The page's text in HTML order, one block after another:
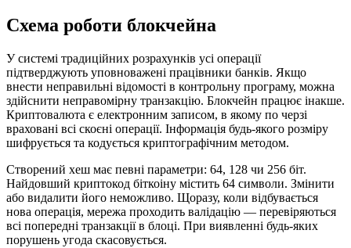
Схема роботи блокчейна
У системі традиційних розрахунків усі операції
підтверджують уповноважені працівники банків. Якщо
внести неправильні відомості в контрольну програму, можна
здійснити неправомірну транзакцію. Блокчейн працює інакше.
Криптовалюта є електронним записом, в якому по черзі
враховані всі скоєні операції. Інформація будь-якого розміру
шифрується та кодується криптографічним методом.
Створений хеш має певні параметри: 64, 128 чи 256 біт.
Найдовший криптокод біткоіну містить 64 символи. Змінити
або видалити його неможливо. Щоразу, коли відбувається
нова операція, мережа проходить валідацію — перевіряються
всі попередні транзакції в блоці. При виявленні будь-яких
порушень угода скасовується.